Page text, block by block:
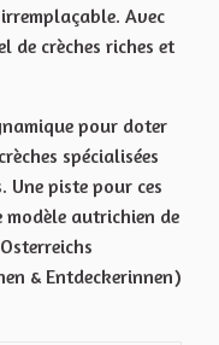
Avec
de crèches riches et
pour doter
spécialisées
Une piste pour ces
modèle autrichien de
& Entdeckerinnen)